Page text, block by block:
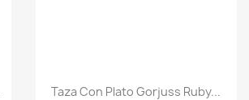
Taza Con Plato Gorjuss Ruby...